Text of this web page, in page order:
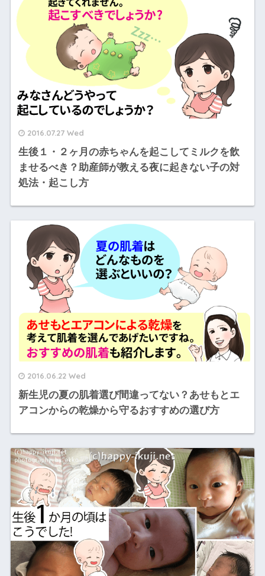
2016.07.27 Wed
生後１・２ヶ月の赤ちゃんを起こしてミルクを飲
ませるべき？助産師が教える夜に起きない子の対
処法・起こし方
2016.06.22 Wed
新生児の夏の肌着選び間違ってない？あせもとエ
アコンからの乾燥から守るおすすめの選び方